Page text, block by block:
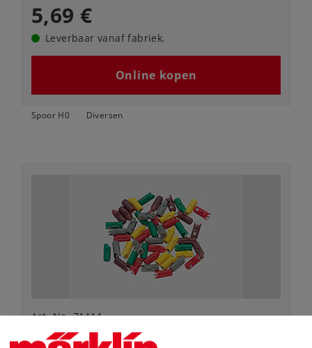
5,69 €
Leverbaar vanaf fabriek.
Online kopen
Spoor H0 Diversen
Art.-No. 71414
Stekkers oranje